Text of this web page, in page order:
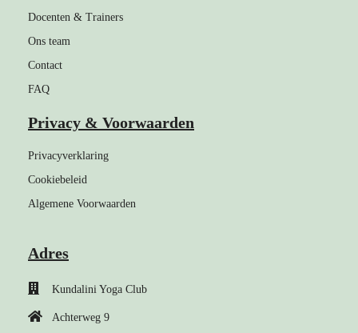
Docenten & Trainers
Ons team
Contact
FAQ
Privacy & Voorwaarden
Privacyverklaring
Cookiebeleid
Algemene Voorwaarden
Adres
Kundalini Yoga Club
Achterweg 9